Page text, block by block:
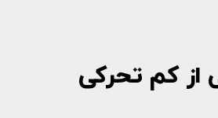
از کم تحرکی